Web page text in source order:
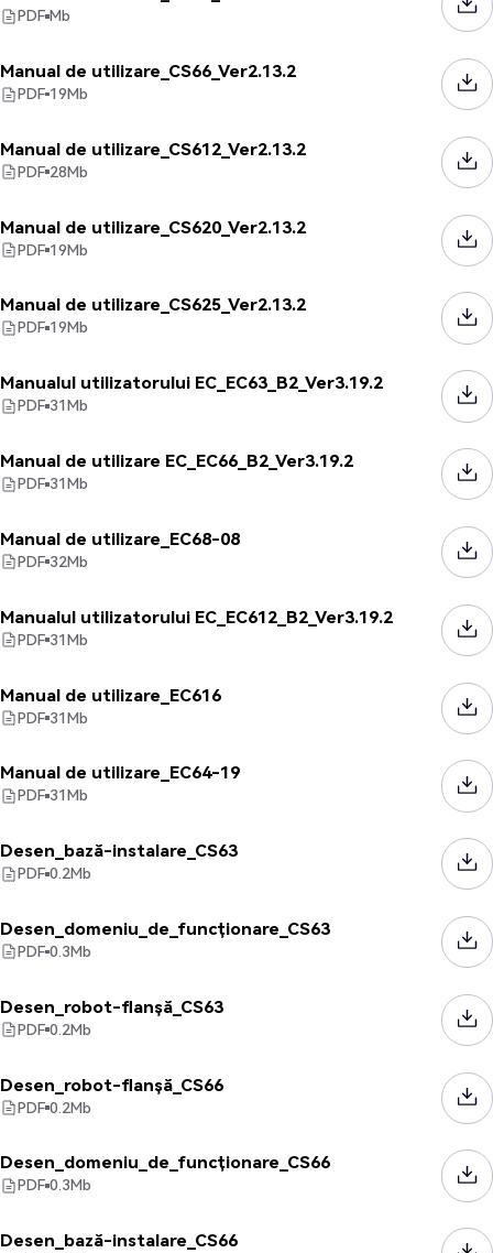
PDF Mb
Manual de utilizare_CS66_Ver2.13.2
PDF 19Mb
Manual de utilizare_CS612_Ver2.13.2
PDF 28Mb
Manual de utilizare_CS620_Ver2.13.2
PDF 19Mb
Manual de utilizare_CS625_Ver2.13.2
PDF 19Mb
Manualul utilizatorului EC_EC63_B2_Ver3.19.2
PDF 31Mb
Manual de utilizare EC_EC66_B2_Ver3.19.2
PDF 31Mb
Manual de utilizare_EC68-08
PDF 32Mb
Manualul utilizatorului EC_EC612_B2_Ver3.19.2
PDF 31Mb
Manual de utilizare_EC616
PDF 31Mb
Manual de utilizare_EC64-19
PDF 31Mb
Desen_bază-instalare_CS63
PDF 0.2Mb
Desen_domeniu_de_funcționare_CS63
PDF 0.3Mb
Desen_robot-flanșă_CS63
PDF 0.2Mb
Desen_robot-flanșă_CS66
PDF 0.2Mb
Desen_domeniu_de_funcționare_CS66
PDF 0.3Mb
Desen_bază-instalare_CS66